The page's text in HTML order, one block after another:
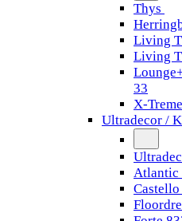
Thys
Living
Living T
33
X-
Ultradecor /
Atlantic
Castello